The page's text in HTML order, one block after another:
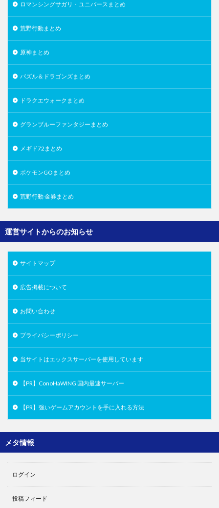
ロマンシングサガリ・ユニバースまとめ
荒野行動まとめ
原神まとめ
パズル＆ドラゴンズまとめ
ドラクエウォークまとめ
グランブルーファンタジーまとめ
メギド72まとめ
ポケモンGOまとめ
荒野行動 金券まとめ
運営サイトからのお知らせ
サイトマップ
広告掲載について
お問い合わせ
プライバシーポリシー
当サイトはエックスサーバーを使用しています
【PR】ConoHaWING 国内最速サーバー
【PR】強いゲームアカウントを手に入れる方法
メタ情報
ログイン
投稿フィード